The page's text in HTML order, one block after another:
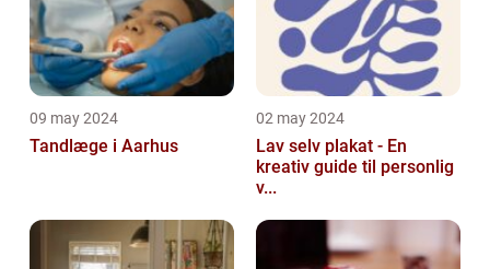
09 may 2024
Tandlæge i Aarhus
02 may 2024
Lav selv plakat - En
kreativ guide til personlig
v...